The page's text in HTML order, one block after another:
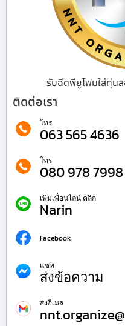
รับฉีดพียูโฟมใส่ทุ่นล
ติดต่อเรา
โทร
063 565 4636
โทร
080 978 7998
เพิ่มเพื่อนไลน์ คลิก
Narin
Facebook
แชท
ส่งข้อความ
ส่งอีเมล